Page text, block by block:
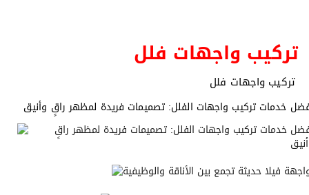
تركيب واجهات فلل
تركيب واجهات فلل
خدمات تركيب واجهات الفلل: تصميمات فريدة لمظهر راقٍ وأنيق